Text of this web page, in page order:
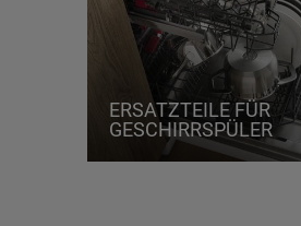
ERSATZTEILE FÜR
GESCHIRRSPÜLER